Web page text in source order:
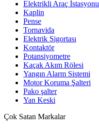
Elektrikli Araç İstasyonu
Kaplin
Pense
Tornavida
Elektrik Sigortası
Kontaktör
Potansiyometre
Kaçak Akım Rölesi
Yangın Alarm Sistemi
Motor Koruma Şalteri
Pako şalter
Yan Keski
Çok Satan Markalar